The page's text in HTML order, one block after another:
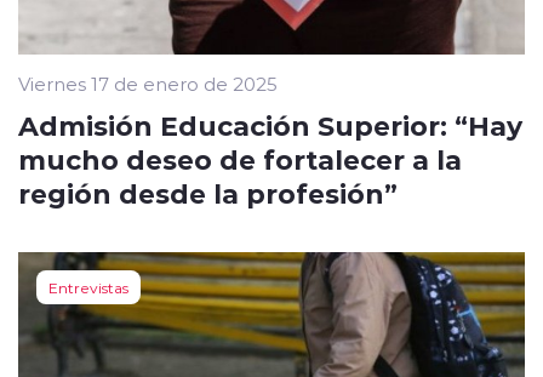
Viernes 17 de enero de 2025
Admisión Educación Superior: “Hay
mucho deseo de fortalecer a la
región desde la profesión”
Entrevistas